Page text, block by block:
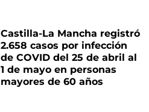
Castilla-La Mancha registró
2.658 casos por infección
de COVID del 25 de abril al
1 de mayo en personas
mayores de 60 años